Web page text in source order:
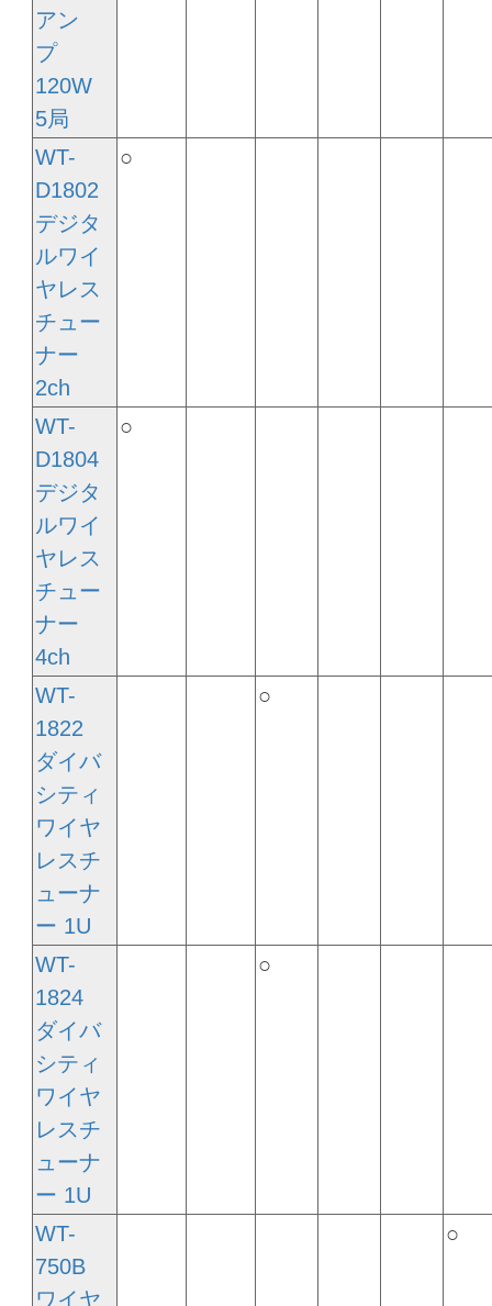
アン
プ
120W
5局
WT-
D1802
デジタ
ルワイ
ヤレス
チュー
ナー
2ch
○
WT-
D1804
デジタ
ルワイ
ヤレス
チュー
ナー
4ch
○
WT-
1822
ダイバ
シティ
ワイヤ
レスチ
ューナ
ー 1U
○
WT-
1824
ダイバ
シティ
ワイヤ
レスチ
ューナ
ー 1U
○
WT-
750B
ワイヤ
○